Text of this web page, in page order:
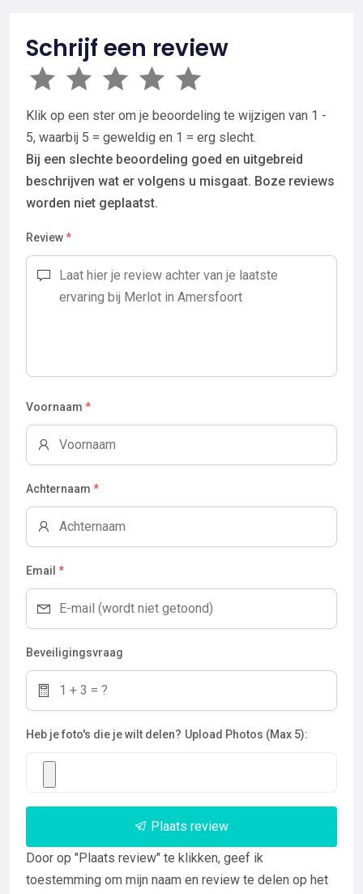
Schrijf een review
Klik op een ster om je beoordeling te wijzigen van 1 -
5, waarbij 5 = geweldig en 1 = erg slecht.
Bij een slechte beoordeling goed en uitgebreid
beschrijven wat er volgens u misgaat. Boze reviews
worden niet geplaatst.
Review*
Voornaam *
Achternaam *
Email *
Beveiligingsvraag
Heb je foto's die je wilt delen? Upload Photos (Max 5):
Plaats review
Door op "Plaats review" te klikken, geef ik
toestemming om mijn naam en review te delen op het